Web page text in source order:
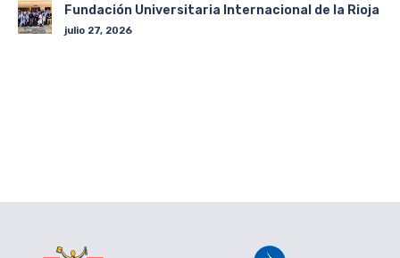
Fundación Universitaria Internacional de la Rioja
julio 27, 2026